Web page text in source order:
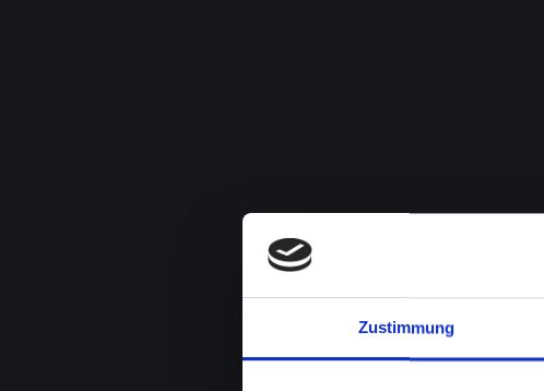
Zustimmung